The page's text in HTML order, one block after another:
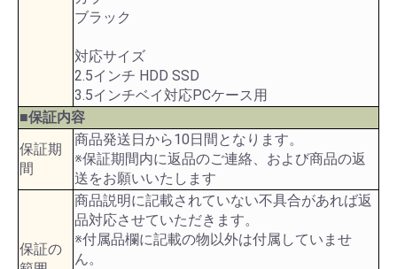
ブラック
対応サイズ
2.5インチ HDD SSD
3.5インチベイ対応PCケース用
■保証内容
保証期
間
商品発送日から10日間となります。
※保証期間内に返品のご連絡、および商品の返
送をお願いいたします
保証の
商品説明に記載されていない不具合があれば返
品対応させていただきます。
※付属品欄に記載の物以外は付属していませ
ん。